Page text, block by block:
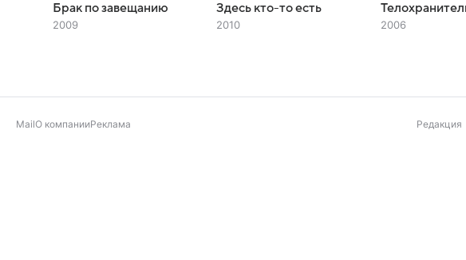
Брак по завещанию
2009
Здесь кто-то есть
2010 2006
MailО компанииРеклама Редакция